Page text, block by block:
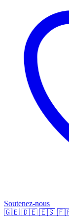
Soutenez-nous
🇬🇧 🇩🇪 🇪🇸